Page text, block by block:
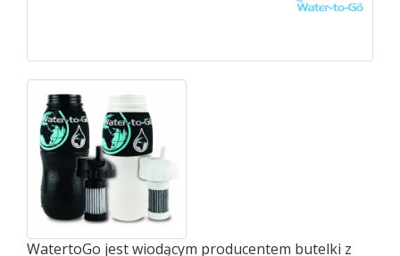
WatertoGo jest wiodącym producentem butelki z